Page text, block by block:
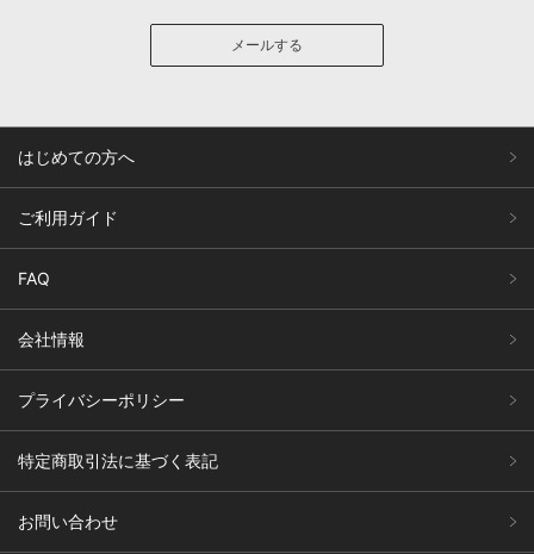
メールする
はじめての方へ
ご利用ガイド
FAQ
会社情報
プライバシーポリシー
特定商取引法に基づく表記
お問い合わせ